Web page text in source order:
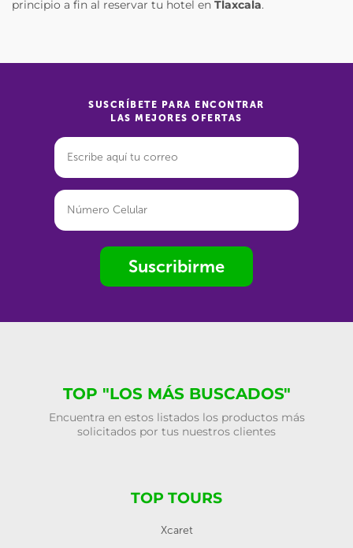
principio a fin al reservar tu hotel en Tlaxcala.
SUSCRÍBETE PARA ENCONTRAR
LAS MEJORES OFERTAS
Suscribirme
TOP "LOS MÁS BUSCADOS"
Encuentra en estos listados los productos más
solicitados por tus nuestros clientes
TOP TOURS
Xcaret